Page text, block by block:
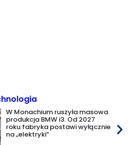
W Monachium ruszyła masowa
produkcja BMW i3. Od 2027
roku fabryka postawi wyłącznie
na „elektryki”